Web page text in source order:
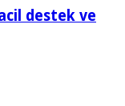
destek ve